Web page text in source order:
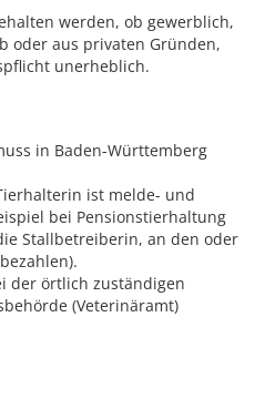
werden, ob gewerblich,
oder aus privaten Gründen,
unerheblich.
in Baden-Württemberg
ist melde- und
bei Pensionstierhaltung
Stallbetreiberin, an den oder
.
der örtlich zuständigen
(Veterinäramt)